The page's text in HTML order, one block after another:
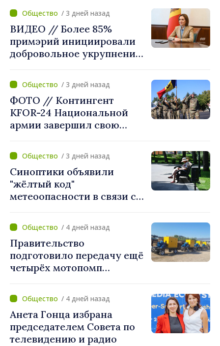
Новоаненской и Сорокской
районных больницах
/ 3 дней назад
ВИДЕО // Более 85%
примэрий инициировали
добровольное укрупнение.
приветствует смелые
решения местных властей:
«Вы поставили интересы
людей на первое место»
/ 3 дней назад
ФОТО // Контингент
KFOR-24 Национальной
армии завершил свою
/ 3 дней назад
Синоптики объявили
"жёлтый код"
метеоопасности в связи с
поднимется до 36°C
/ 4 дней назад
Правительство
подготовило передачу ещё
четырёх мотопомп
предприятию «Apă Canal»
/ 4 дней назад
Анета Гонца избрана
председателем Совета по
телевидению и радио